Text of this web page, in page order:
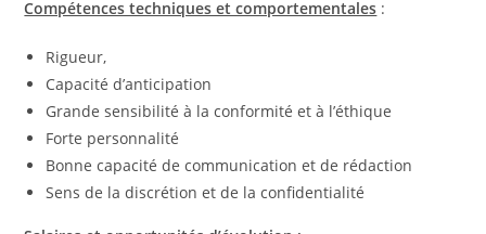
Compétences techniques et comportementales :
Rigueur,
Capacité d’anticipation
Grande sensibilité à la conformité et à l’éthique
Forte personnalité
Bonne capacité de communication et de rédaction
Sens de la discrétion et de la confidentialité